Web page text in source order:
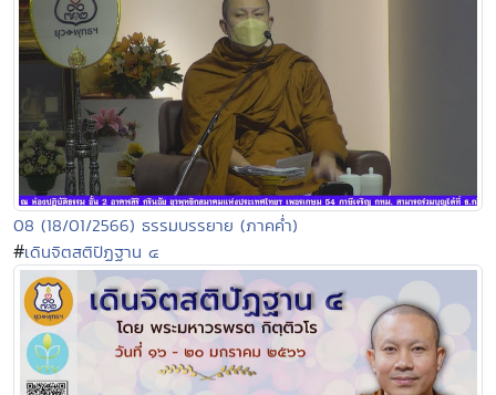
08 (18/01/2566) ธรรมบรรยาย (ภาคค่ำ)
#เดินจิตสติปัฏฐาน ๔